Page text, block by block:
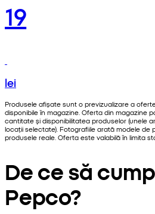
19
lei
Produsele afișate sunt o previzualizare a
disponibile în magazine. Oferta din magazine
cantitate și disponibilitatea produselor (unele
locații selectate). Fotografiile arată modele de
produsele reale. Oferta este valabilă în limita
De ce să
Pepco?